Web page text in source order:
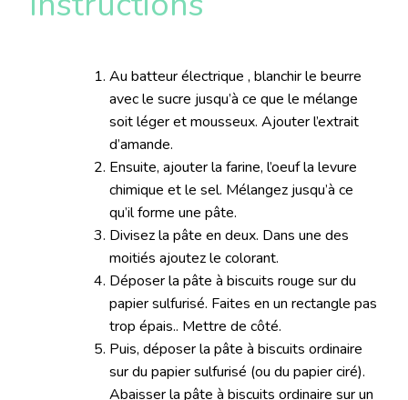
Au batteur électrique , blanchir le beurre
avec le sucre jusqu’à ce que le mélange
soit léger et mousseux. Ajouter l’extrait
d’amande.
Ensuite, ajouter la farine, l’oeuf la levure
chimique et le sel. Mélangez jusqu’à ce
qu’il forme une pâte.
Divisez la pâte en deux. Dans une des
moitiés ajoutez le colorant.
Déposer la pâte à biscuits rouge sur du
papier sulfurisé. Faites en un rectangle pas
trop épais.. Mettre de côté.
Puis, déposer la pâte à biscuits ordinaire
sur du papier sulfurisé (ou du papier ciré).
Abaisser la pâte à biscuits ordinaire sur un